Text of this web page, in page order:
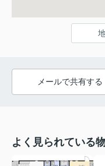
メールで共有する
よく見られている